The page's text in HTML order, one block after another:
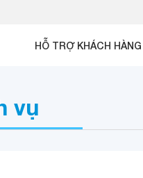
HỖ TRỢ KHÁCH HÀNG
vụ